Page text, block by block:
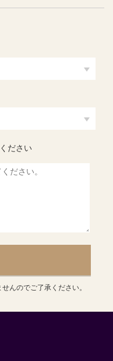
ださい
んのでご了承ください。